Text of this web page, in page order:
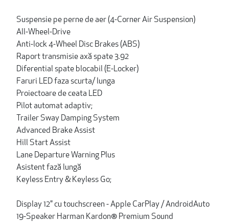
Suspensie pe perne de aer (4-Corner Air Suspension)
All-Wheel-Drive
Anti-lock 4-Wheel Disc Brakes (ABS)
Raport transmisie axă spate 3.92
Diferential spate blocabil (E-Locker)
Faruri LED faza scurta/ lunga
Proiectoare de ceata LED
Pilot automat adaptiv;
Trailer Sway Damping System
Advanced Brake Assist
Hill Start Assist
Lane Departure Warning Plus
Asistent fază lungă
Keyless Entry & Keyless Go;
Display 12" cu touchscreen - Apple CarPlay / AndroidAuto
19-Speaker Harman Kardon® Premium Sound